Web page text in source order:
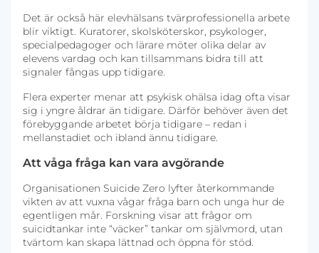
Det är också här elevhälsans tvärprofessionella arbete
blir viktigt. Kuratorer, skolsköterskor, psykologer,
specialpedagoger och lärare möter olika delar av
elevens vardag och kan tillsammans bidra till att
signaler fångas upp tidigare.
Flera experter menar att psykisk ohälsa idag ofta visar
sig i yngre åldrar än tidigare. Därför behöver även det
förebyggande arbetet börja tidigare – redan i
mellanstadiet och ibland ännu tidigare.
Att våga fråga kan vara avgörande
Organisationen Suicide Zero lyfter återkommande
vikten av att vuxna vågar fråga barn och unga hur de
egentligen mår. Forskning visar att frågor om
suicidtankar inte “väcker” tankar om självmord, utan
tvärtom kan skapa lättnad och öppna för stöd.